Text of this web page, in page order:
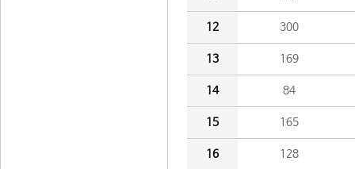
12 300
13 169
14 84
15 165
16 128